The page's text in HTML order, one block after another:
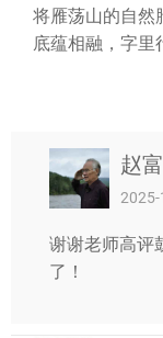
将雁荡山的自然
底蕴相融，字里
赵
2025-
谢谢老师高评
了！